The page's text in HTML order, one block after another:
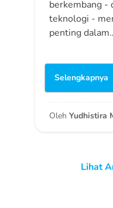
berkembang -
teknologi -
penting
Selengkapnya
Oleh Yudhistira
Lihat